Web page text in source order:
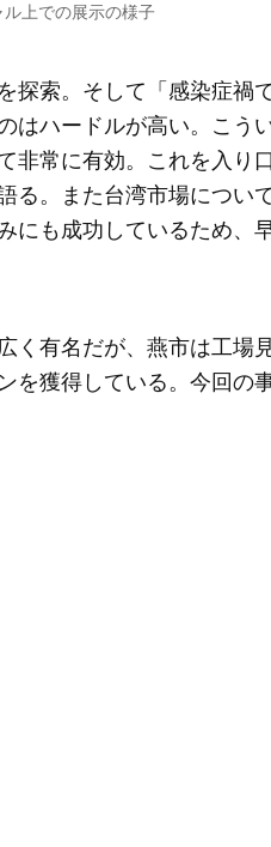
ル上での展示の様子
探索。そして「感染症禍
ハードルが高い。こう
非常に有効。これを入り
る。また台湾市場につい
にも成功しているため、
く有名だが、燕市は工場
を獲得している。今回の